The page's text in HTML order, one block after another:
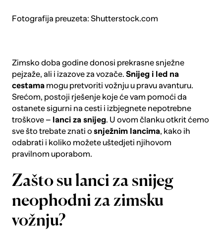
Fotografija preuzeta: Shutterstock.com
Zimsko doba godine donosi prekrasne snježne
pejzaže, ali i izazove za vozače. Snijeg i led na
cestamamogu pretvoriti vožnju u pravu avanturu.
Srećom, postoji rješenje koje će vam pomoći da
ostanete sigurni na cesti i izbjegnete nepotrebne
troškove – lanci za snijeg. U ovom članku otkrit ćemo
sve što trebate znati o snježnim lancima, kako ih
odabrati i koliko možete uštedjeti njihovom
pravilnom uporabom.
Zašto su lanci za snijeg
neophodni za zimsku
vožnju?